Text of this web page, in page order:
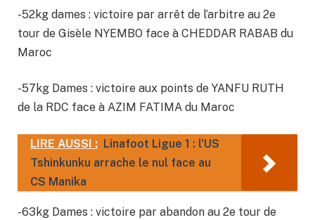
-52kg dames : victoire par arrêt de l’arbitre au 2e
tour de Gisèle NYEMBO face à CHEDDAR RABAB du
Maroc
-57kg Dames : victoire aux points de YANFU RUTH
de la RDC face à AZIM FATIMA du Maroc
LIRE AUSSI : Linafoot Ligue 1 : l'US
Tshinkunku arrache le nul face au
CS Manika
-63kg Dames : victoire par abandon au 2e tour de